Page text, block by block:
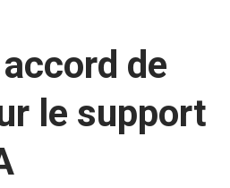
de
le support